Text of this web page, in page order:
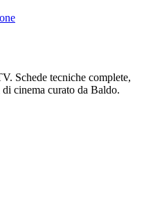
Schede tecniche complete,
cinema curato da Baldo.